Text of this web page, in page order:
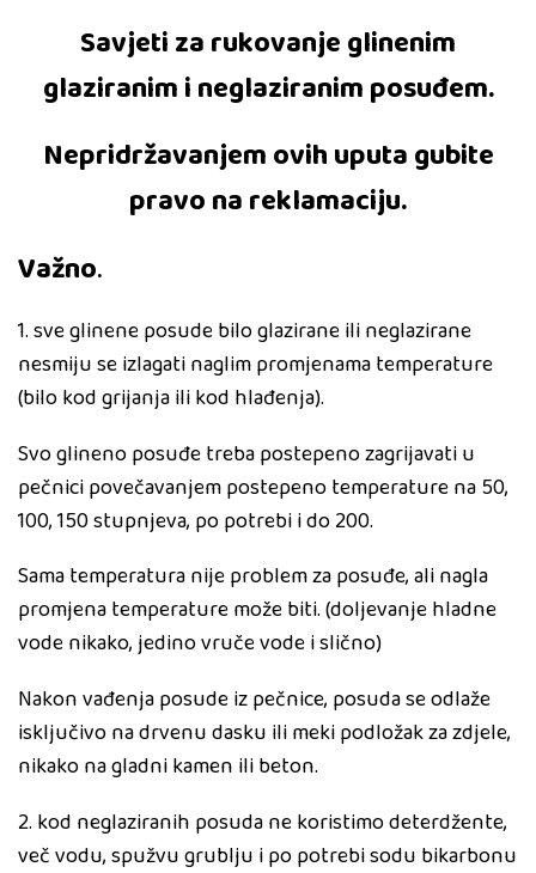
Savjeti za rukovanje glinenim
glaziranim i neglaziranim posuđem.
Nepridržavanjem ovih uputa gubite
pravo na reklamaciju.
Važno.
1. sve glinene posude bilo glazirane ili neglazirane
nesmiju se izlagati naglim promjenama temperature
(bilo kod grijanja ili kod hlađenja).
Svo glineno posuđe treba postepeno zagrijavati u
pečnici povečavanjem postepeno temperature na 50,
100, 150 stupnjeva, po potrebi i do 200.
Sama temperatura nije problem za posuđe, ali nagla
promjena temperature može biti. (doljevanje hladne
vode nikako, jedino vruče vode i slično)
Nakon vađenja posude iz pečnice, posuda se odlaže
isključivo na drvenu dasku ili meki podložak za zdjele,
nikako na gladni kamen ili beton.
2. kod neglaziranih posuda ne koristimo deterdžente,
več vodu, spužvu grublju i po potrebi sodu bikarbonu